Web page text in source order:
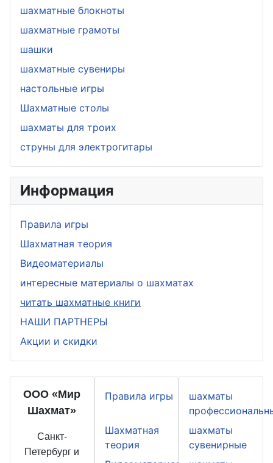
шахматные блокноты
шахматные грамоты
шашки
шахматные сувениры
настольные игры
Шахматные столы
шахматы для троих
струны для электрогитары
Информация
Правила игры
Шахматная теория
Видеоматериалы
интересные материалы о шахматах
читать шахматные книги
НАШИ ПАРТНЕРЫ
Акции и скидки
ООО «Мир
Шахмат»
Санкт-
Петербург и
Правила игры
Шахматная
теория
шахматы
шахматы
сувенирные